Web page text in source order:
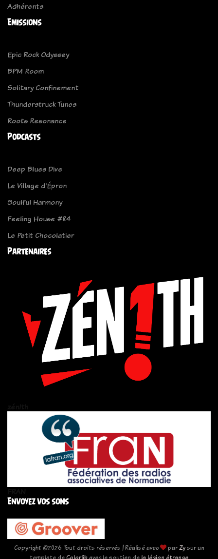
Adhérents
Emissions
Epic Rock Odyssey
BPM Room
Solitary Confinement
Thunderstruck Tunes
Roots Resonance
Podcasts
Deep Blues Dive
Le Village d'Épron
Soulful Harmony
Feeling House #84
Le Petit Chocolatier
Partenaires
Envoyez vos sons
Copyright ©2026 Tout droits réservés | Réalisé avec parZysur un
template deColorlibavec le soutien de la légion étrange